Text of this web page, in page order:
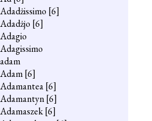
Adadżissimo [6]
Adadżjo [6]
Adagio
Adagissimo
adam
Adam[6]
Adamantea[6]
Adamantyn[6]
Adamaszek[6]